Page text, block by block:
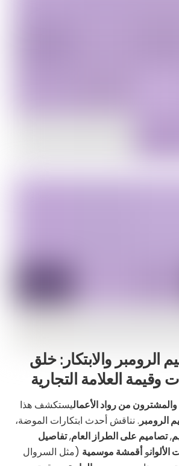
الرومبر والابتكار: خلق
وقيمة العلامة التجارية
من رواد الأعماليستكشف هذا
الرومبر. نناقش أحدث ابتكارات الموضة،
,تصاميم على الطراز العام,تفاصيل
وأقمشة موسمية (مثل السروال